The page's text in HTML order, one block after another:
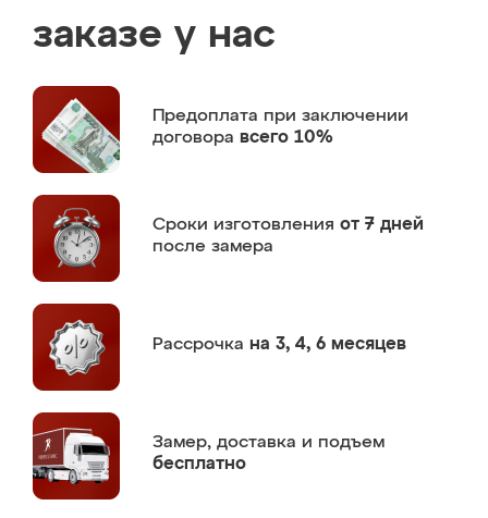
заказе у нас
Предоплата при заключении
договора всего 10%
Сроки изготовления от 7 дней
после замера
Рассрочка на 3, 4, 6 месяцев
Замер, доставка и подъем
бесплатно